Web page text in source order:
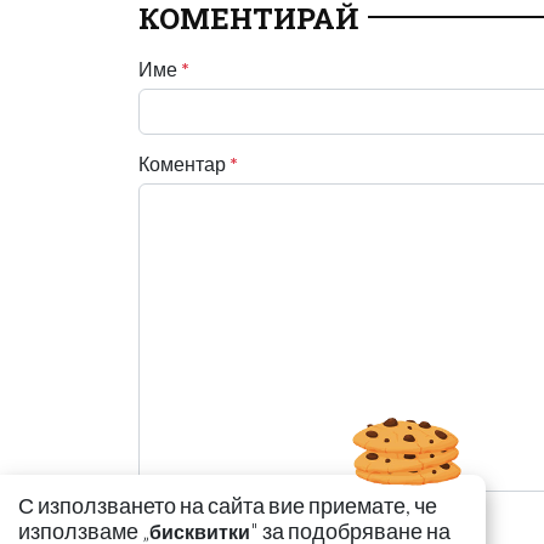
КОМЕНТИРАЙ
Име *
Коментар *
С използването на сайта вие приемате, че
използваме „бисквитки" за подобряване на